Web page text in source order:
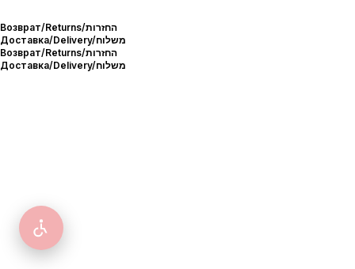
Возврат/Returns/החזרות
Доставка/Delivery/משלוח
Возврат/Returns/החזרות
Доставка/Delivery/משלוח